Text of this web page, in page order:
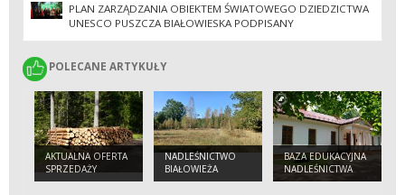
PLAN ZARZĄDZANIA OBIEKTEM ŚWIATOWEGO DZIEDZICTWA
UNESCO PUSZCZA BIAŁOWIESKA PODPISANY
POLECANE ARTYKUŁY
POLECANE ARTYKUŁY
AKTUALNA OFERTA
SPRZEDAŻY
DREWNA
NADLEŚNICTWO
BIAŁOWIEŻA
BAZA EDUKACYJNA
NADLEŚNICTWA